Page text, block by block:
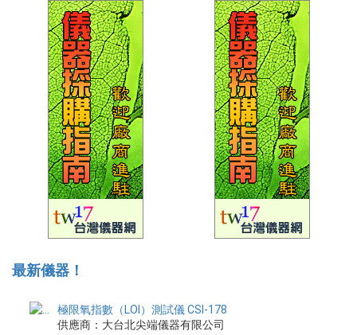
最新儀器！
極限氧指數（LOI）測試儀 CSI-178
供應商：大台北尖端儀器有限公司